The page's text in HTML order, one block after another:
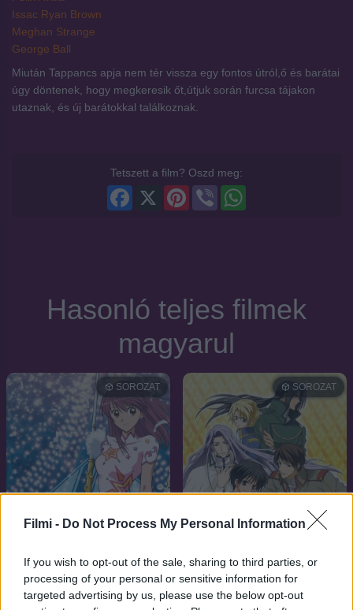
Filmi - Do Not Process My Personal Information
If you wish to opt-out of the sale, sharing to third parties, or
processing of your personal or sensitive information for
targeted advertising by us, please use the below opt-out
Issac Ryan Brown
Meghan Strange
George Ball
Miután Tappancs apja nem tér vissza egy fontos útról,ő és barátai
úgy döntenek, hogy megkeresik őt,útjuk során furcsa tájakon
utaznak, és új barátokkal találkoznak.
Tetszett a film? Oszd meg:
Viber
Pinterest
Facebook
Hasonló teljes filmek
magyarul
2003
SOROZAT
7.8
SOROZAT